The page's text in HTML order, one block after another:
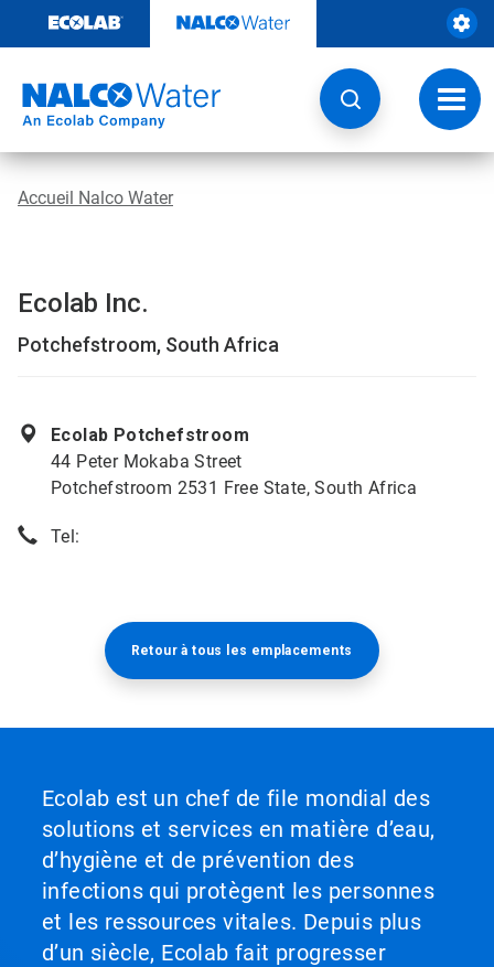
contenu​​​​​​​
à
Accueil Nalco Water
Ecolab Inc.
Potchefstroom, South Africa
Ecolab Potchefstroom
44 Peter Mokaba Street
Potchefstroom 2531 Free State, South Africa
Tel:
Retour à tous les emplacements​​​​​​​
Ecolab est un chef de file mondial des
solutions et services en matière d’eau,
d’hygiène et de prévention des
infections qui protègent les personnes
et les ressources vitales. Depuis plus
d’un siècle, Ecolab fait progresser